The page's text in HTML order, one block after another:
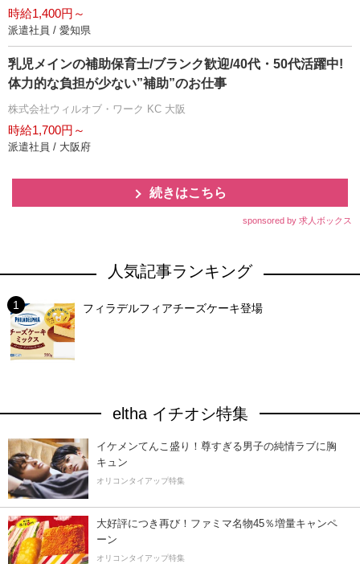
時給1,400円～
派遣社員 / 愛知県
乳児メインの補助保育士/ブランク歓迎/40代・50代活躍中!
体力的な負担が少ない”補助”のお仕事
株式会社ウィルオブ・ワーク KC 大阪
時給1,700円～
派遣社員 / 大阪府
続きはこちら
sponsored by 求人ボックス
人気記事ランキング
フィラデルフィアチーズケーキ登場
eltha イチオシ特集
イケメンてんこ盛り！尊すぎる男子の純情ラブに胸
キュン
オリコンタイアップ特集
大好評につき再び！ファミマ名物45％増量キャンペ
ーン
オリコンタイアップ特集